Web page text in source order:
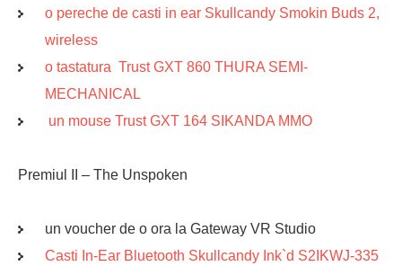
o pereche de casti in ear Skullcandy Smokin Buds 2,
wireless
o tastatura Trust GXT 860 THURA SEMI-
MECHANICAL
un mouse Trust GXT 164 SIKANDA MMO
Premiul II – The Unspoken
un voucher de o ora la Gateway VR Studio
Casti In-Ear Bluetooth Skullcandy Ink`d S2IKWJ-335